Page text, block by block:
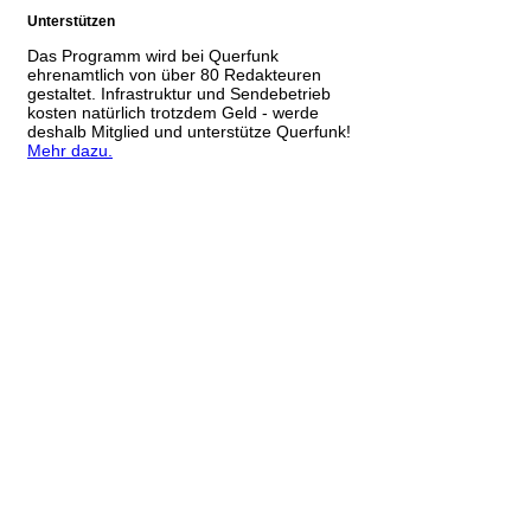
Unterstützen
Das Programm wird bei Querfunk
ehrenamtlich von über 80 Redakteuren
gestaltet. Infrastruktur und Sendebetrieb
kosten natürlich trotzdem Geld - werde
deshalb Mitglied und unterstütze Querfunk!
Mehr dazu.